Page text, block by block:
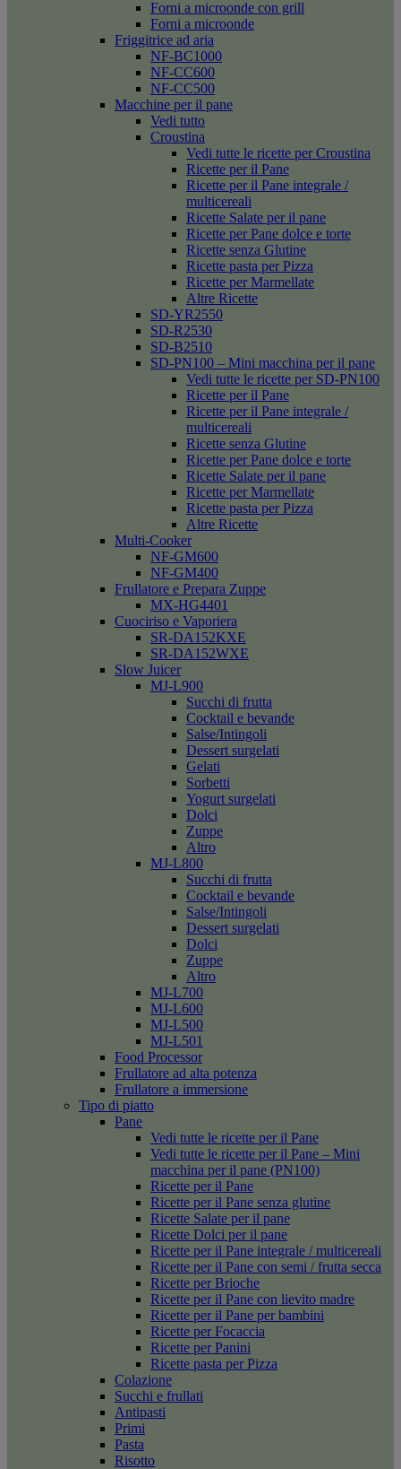
Forni a microonde con grill
Forni a microonde
Friggitrice ad aria
NF-BC1000
NF-CC600
NF-CC500
Macchine per il pane
Vedi tutto
Croustina
Vedi tutte le ricette per Croustina
Ricette per il Pane
Ricette per il Pane integrale /
multicereali
Ricette Salate per il pane
Ricette per Pane dolce e torte
Ricette senza Glutine
Ricette pasta per Pizza
Ricette per Marmellate
Altre Ricette
SD-YR2550
SD-R2530
SD-B2510
SD-PN100 – Mini macchina per il pane
Vedi tutte le ricette per SD-PN100
Ricette per il Pane
Ricette per il Pane integrale /
multicereali
Ricette senza Glutine
Ricette per Pane dolce e torte
Ricette Salate per il pane
Ricette per Marmellate
Ricette pasta per Pizza
Altre Ricette
Multi-Cooker
NF-GM600
NF-GM400
Frullatore e Prepara Zuppe
MX-HG4401
Cuociriso e Vaporiera
SR-DA152KXE
SR-DA152WXE
Slow Juicer
MJ-L900
Succhi di frutta
Cocktail e bevande
Salse/Intingoli
Dessert surgelati
Gelati
Sorbetti
Yogurt surgelati
Dolci
Zuppe
Altro
MJ-L800
Succhi di frutta
Cocktail e bevande
Salse/Intingoli
Dessert surgelati
Dolci
Zuppe
Altro
MJ-L700
MJ-L600
MJ-L500
MJ-L501
Food Processor
Frullatore ad alta potenza
Frullatore a immersione
Tipo di piatto
Pane
Vedi tutte le ricette per il Pane
Vedi tutte le ricette per il Pane – Mini
macchina per il pane (PN100)
Ricette per il Pane
Ricette per il Pane senza glutine
Ricette Salate per il pane
Ricette Dolci per il pane
Ricette per il Pane integrale / multicereali
Ricette per il Pane con semi / frutta secca
Ricette per Brioche
Ricette per il Pane con lievito madre
Ricette per il Pane per bambini
Ricette per Focaccia
Ricette per Panini
Ricette pasta per Pizza
Colazione
Succhi e frullati
Antipasti
Primi
Pasta
Risotto